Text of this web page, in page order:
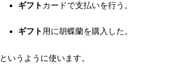
ギフト カードで支払いを行う。
ギフト 用に胡蝶蘭を購入した。
というように使います。